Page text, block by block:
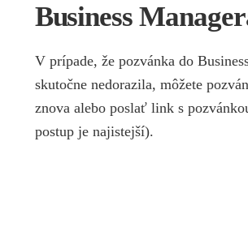
Business
V prípade, že pozvánka do
skutočne nedorazila, môžete
znova alebo poslať link s
postup je najistejší).